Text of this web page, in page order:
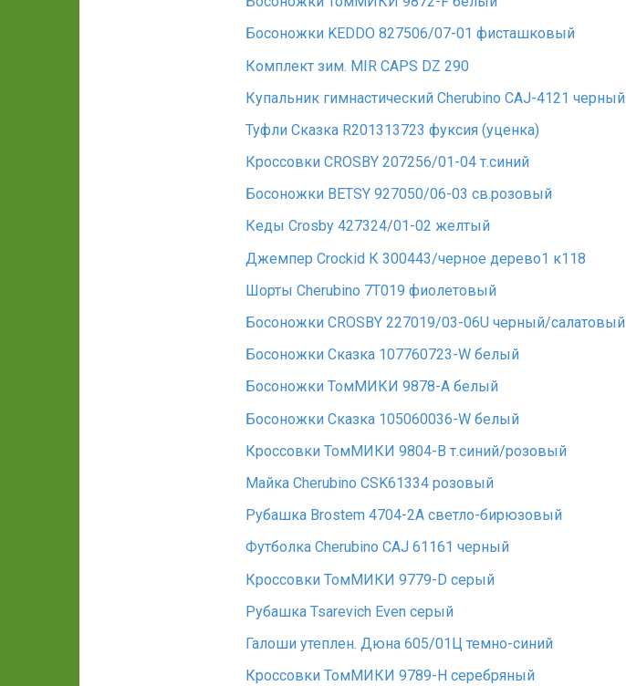
Босоножки KEDDO 827506/07-01 фисташковый
Комплект зим. MIR CAPS DZ 290
Купальник гимнастический Cherubino CAJ-4121 черный
Туфли Сказка R201313723 фуксия (уценка)
Кроссовки CROSBY 207256/01-04 т.синий
Босоножки BETSY 927050/06-03 св.розовый
Кеды Crosby 427324/01-02 желтый
Джемпер Crockid К 300443/черное дерево1 к118
Шорты Cherubino 7T019 фиолетовый
Босоножки CROSBY 227019/03-06U черный/салатовый
Босоножки Сказка 107760723-W белый
Босоножки ТомМИКИ 9878-A белый
Босоножки Сказка 105060036-W белый
Кроссовки ТомМИКИ 9804-B т.синий/розовый
Майка Cherubino CSK61334 розовый
Рубашка Brostem 4704-2А светло-бирюзовый
Футболка Cherubino CAJ 61161 черный
Кроссовки ТомМИКИ 9779-D серый
Рубашка Tsarevich Even серый
Галоши утеплен. Дюна 605/01Ц темно-синий
Кроссовки ТомМИКИ 9789-H серебряный